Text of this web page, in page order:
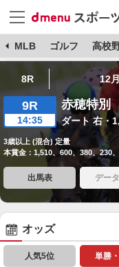
MLB ゴルフ 高校
8R 12
9R
14:35
赤穂特別
ダート 右・
3歳以上 (混合) 定量
本賞金：1,510、600、380、230
出馬表 デー
オッズ
人気5位 単勝